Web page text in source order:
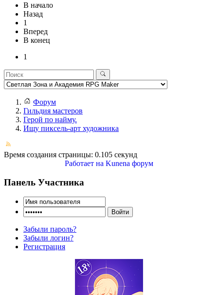
В начало
Назад
1
Вперед
В конец
1
Форум
Гильдия мастеров
Герой по найму.
Ищу пиксель-арт художника
Время создания страницы: 0.105 секунд
Работает на Kunena форум
Панель Участника
Забыли пароль?
Забыли логин?
Регистрация